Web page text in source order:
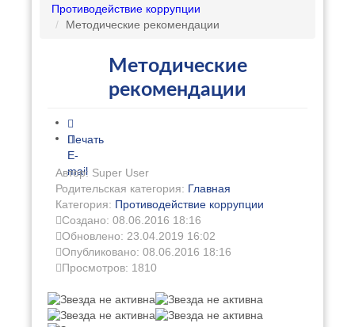
Противодействие коррупции
/
Методические рекомендации
Методические
рекомендации
Печать
E-
mail
Автор: Super User
Родительская категория: Главная
Категория: Противодействие коррупции
Создано: 08.06.2016 18:16
Обновлено: 23.04.2019 16:02
Опубликовано: 08.06.2016 18:16
Просмотров: 1810